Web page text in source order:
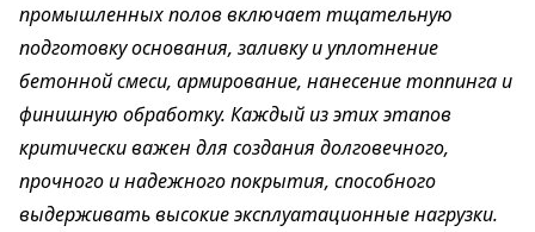
промышленных полов включает тщательную
подготовку основания, заливку и уплотнение
бетонной смеси, армирование, нанесение топпинга и
финишную обработку. Каждый из этих этапов
критически важен для создания долговечного,
прочного и надежного покрытия, способного
выдерживать высокие эксплуатационные нагрузки.